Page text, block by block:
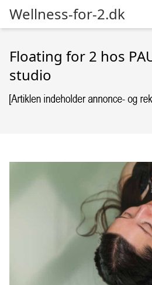
Wellness-for-2.dk
Floating for 2 hos
studio